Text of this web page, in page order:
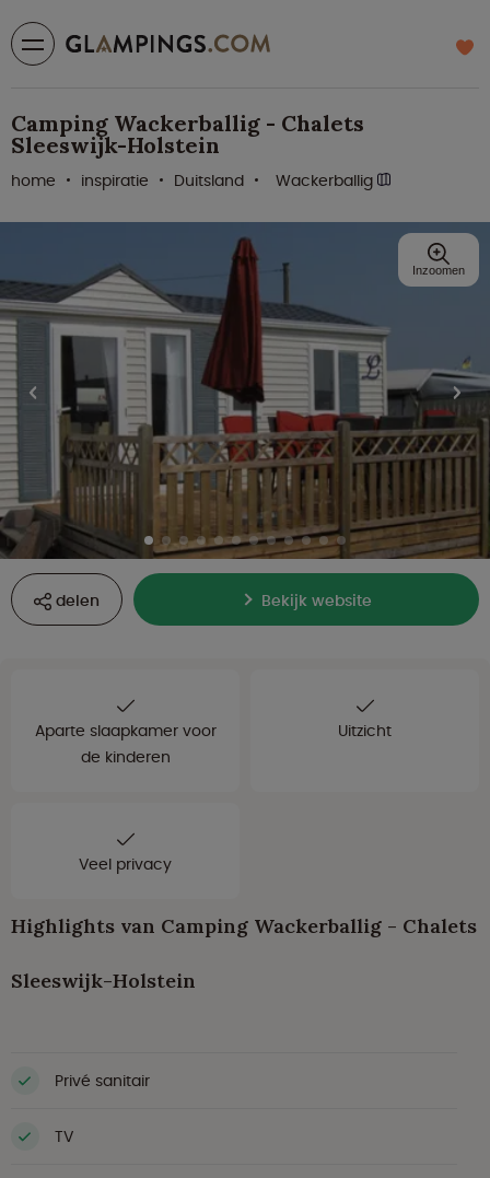
Camping Wackerballig - Chalets
Sleeswijk-Holstein
home inspiratie Duitsland Wackerballig
delen Bekijk website
Inzoomen
Aparte slaapkamer voor
de kinderen
Uitzicht
Veel privacy
Highlights van Camping Wackerballig - Chalets
Sleeswijk-Holstein
Privé sanitair
TV